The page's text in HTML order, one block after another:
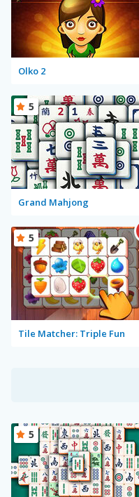
Olko 2
Grand Mahjong
5
Tile Matcher: Triple Fun
5
5